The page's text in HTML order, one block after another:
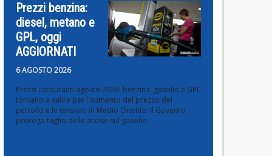
Prezzi benzina:
diesel, metano e
GPL, oggi
AGGIORNATI
6 AGOSTO 2026
Prezzi carburanti agosto 2026: benzina, gasolio e GPL
tornano a salire per l'aumento del prezzo del
petrolio e le tensioni in Medio Oriente. Il Governo
proroga taglio delle accise sul gasolio.